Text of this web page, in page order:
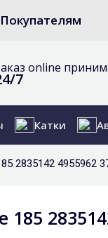
Покупателям
online
7
Катки
2835142 4955962
185